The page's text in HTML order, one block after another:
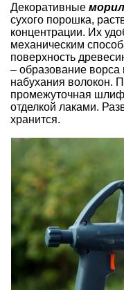
Декоративные
сухого порошка,
концентрации. Их
механическим
поверхность
– образование ворса
набухания волокон.
промежуточная
отделкой лаками.
хранится.